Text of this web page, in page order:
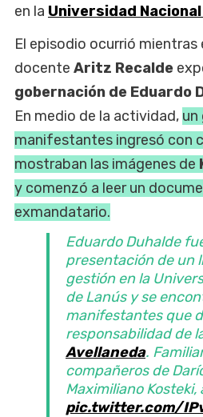
en la Universidad
El episodio ocurrió
docente Aritz Recalde
gobernación de Eduardo
En medio de la actividad, un
manifestantes ingresó con
mostraban las imágenes de
y comenzó a leer un
exmandatario.
Eduardo Duhalde
presentación de un
gestión en la
de Lanús y se
manifestantes que
responsabilidad de
Avellaneda.
compañeros de
Maximiliano Kosteki,
pic.twitter.com/